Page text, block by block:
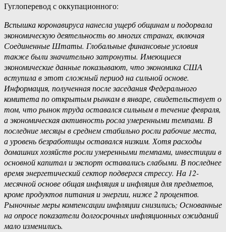
Гуглоперевод с оккупационного:
Вспышка коронавируса нанесла ущерб общинам и подорвала
экономическую деятельность во многих странах, включая
Соединенные Штаты. Глобальные финансовые условия
также были значительно затронуты. Имеющиеся
экономические данные показывают, что экономика США
вступила в этот сложный период на сильной основе.
Информация, полученная после заседания Федерального
комитета по открытым рынкам в январе, свидетельствует о
том, что рынок труда оставался сильным в течение февраля,
а экономическая активность росла умеренными темпами. В
последние месяцы в среднем стабильно росли рабочие места,
а уровень безработицы оставался низким. Хотя расходы
домашних хозяйств росли умеренными темпами, инвестиции в
основной капитал и экспорт оставались слабыми. В последнее
время энергетический сектор подвергся стрессу. На 12-
месячной основе общая инфляция и инфляция для предметов,
кроме продуктов питания и энергии, ниже 2 процентов.
Рыночные меры компенсации инфляции снизились; Основанные
на опросе показатели долгосрочных инфляционных ожиданий
мало изменились.